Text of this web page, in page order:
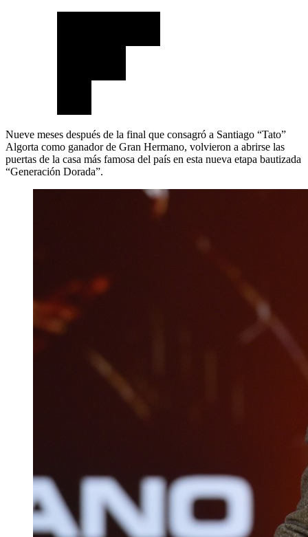
Nueve meses después de la final que consagró a Santiago “Tato”
Algorta como ganador de Gran Hermano, volvieron a abrirse las
puertas de la casa más famosa del país en esta nueva etapa bautizada
“Generación Dorada”.